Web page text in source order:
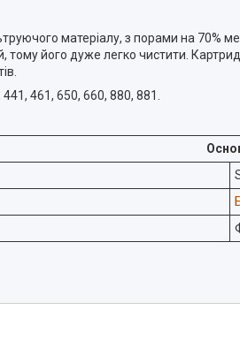
матеріалу, з порами на
тому його дуже легко чистити.
461, 650, 660, 880, 881.